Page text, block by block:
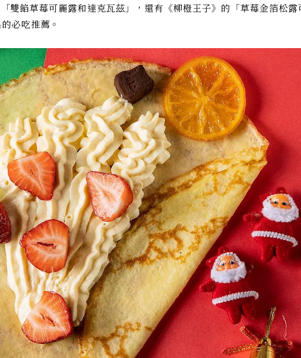
雙餡草莓可麗露和達克瓦茲」，還有《柳橙王子》的「草莓金箔松露
必吃推薦。